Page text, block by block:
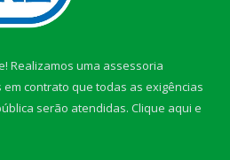
Realizamos uma assessoria
contrato que todas as exigências
serão atendidas. Clique aqui e